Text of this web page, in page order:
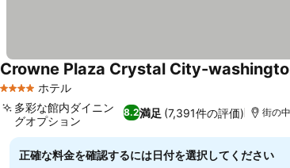
4 ホテルのランク
ホテル
Crowne Plaza Crystal City-
8.2満足 (7,391件の評価)
多彩な館内ダイニン
グオプション
街の
正確な料金を確認するには日付を選択してください